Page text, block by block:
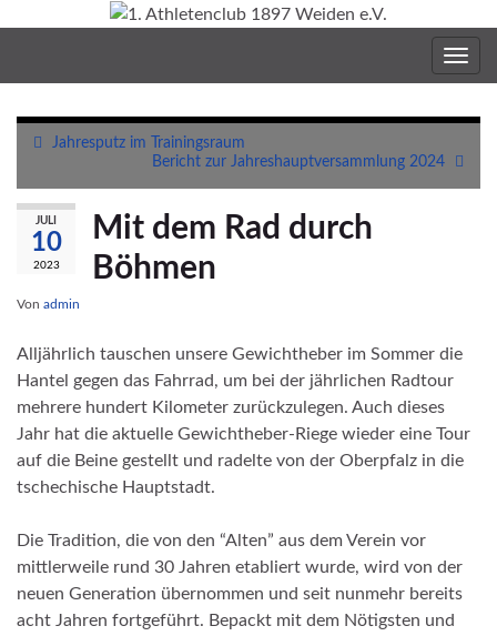
Jahresputz im Trainingsraum
Bericht zur Jahreshauptversammlung 2024
JULI
10
2023
Mit dem Rad durch
Böhmen
Von admin
Alljährlich tauschen unsere Gewichtheber im Sommer die
Hantel gegen das Fahrrad, um bei der jährlichen Radtour
mehrere hundert Kilometer zurückzulegen. Auch dieses
Jahr hat die aktuelle Gewichtheber-Riege wieder eine Tour
auf die Beine gestellt und radelte von der Oberpfalz in die
tschechische Hauptstadt.
Die Tradition, die von den “Alten” aus dem Verein vor
mittlerweile rund 30 Jahren etabliert wurde, wird von der
neuen Generation übernommen und seit nunmehr bereits
acht Jahren fortgeführt. Bepackt mit dem Nötigsten und